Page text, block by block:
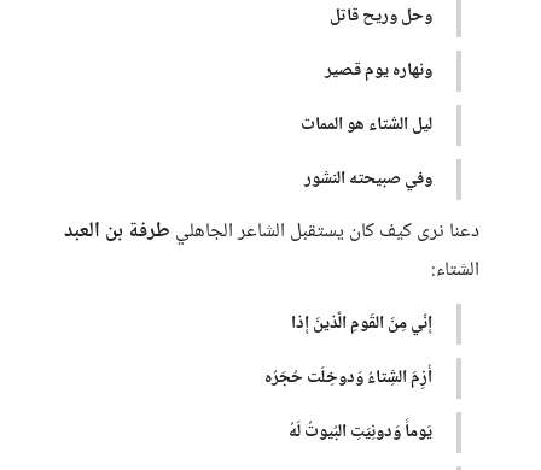
وحل وريح قاتل
ونهاره يوم قصير
ليل الشتاء هو الممات
وفي صبيحته النشور
دعنا نرى كيف كان يستقبل الشاعر الجاهلي طرفة بن العبد
الشتاء:
إِنّي مِنَ القَومِ الَّذينَ إِذا
أَزِمَ الشِتاءُ وَدوخِلَت حُجَرُه
يَوماً وَدونِيَتِ البُيوتُ لَهُ